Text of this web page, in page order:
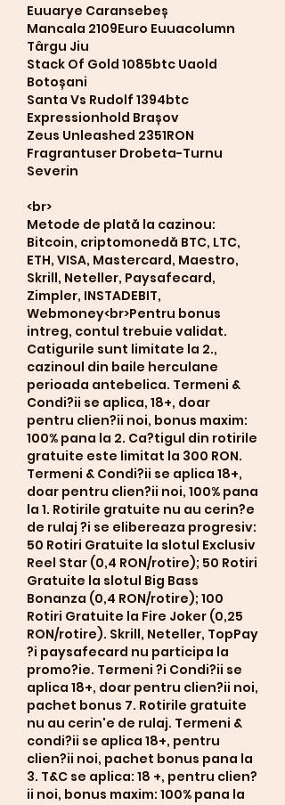
Euuarye Caransebeș
Mancala 2109Euro Euuacolumn
Târgu Jiu
Stack Of Gold 1085btc Uaold
Botoșani
Santa Vs Rudolf 1394btc
Expressionhold Brașov
Zeus Unleashed 2351RON
Fragrantuser Drobeta-Turnu
Severin
<br>
Metode de plată la cazinou:
Bitcoin, criptomonedă BTC, LTC,
ETH, VISA, Mastercard, Maestro,
Skrill, Neteller, Paysafecard,
Zimpler, INSTADEBIT,
Webmoney<br>Pentru bonus
intreg, contul trebuie validat.
Catigurile sunt limitate la 2.,
cazinoul din baile herculane
perioada antebelica. Termeni &
Condi?ii se aplica, 18+, doar
pentru clien?ii noi, bonus maxim:
100% pana la 2. Ca?tigul din rotirile
gratuite este limitat la 300 RON.
Termeni & Condi?ii se aplica 18+,
doar pentru clien?ii noi, 100% pana
la 1. Rotirile gratuite nu au cerin?e
de rulaj ?i se elibereaza progresiv:
50 Rotiri Gratuite la slotul Exclusiv
Reel Star (0,4 RON/rotire); 50 Rotiri
Gratuite la slotul Big Bass
Bonanza (0,4 RON/rotire); 100
Rotiri Gratuite la Fire Joker (0,25
RON/rotire). Skrill, Neteller, TopPay
?i paysafecard nu participa la
promo?ie. Termeni ?i Condi?ii se
aplica 18+, doar pentru clien?ii noi,
pachet bonus 7. Rotirile gratuite
nu au cerin'e de rulaj. Termeni &
condi?ii se aplica 18+, pentru
clien?ii noi, pachet bonus pana la
3. T&C se aplica: 18 +, pentru clien?
ii noi, bonus maxim: 100% pana la